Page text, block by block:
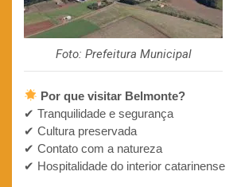
Foto: Prefeitura Municipal
Por que visitar Belmonte?
✔ Tranquilidade e segurança
✔ Cultura preservada
✔ Contato com a natureza
✔ Hospitalidade do interior catarinense